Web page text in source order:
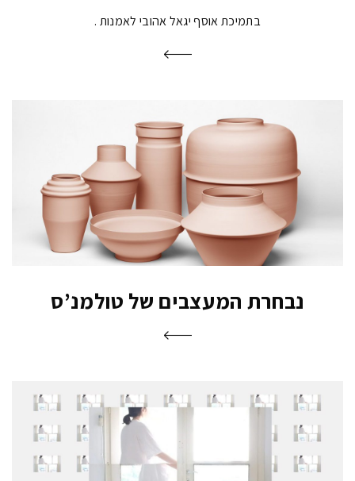
בתמיכת אוסף יגאל אהובי לאמנות
נבחרת המעצבים של טולמנ’ס